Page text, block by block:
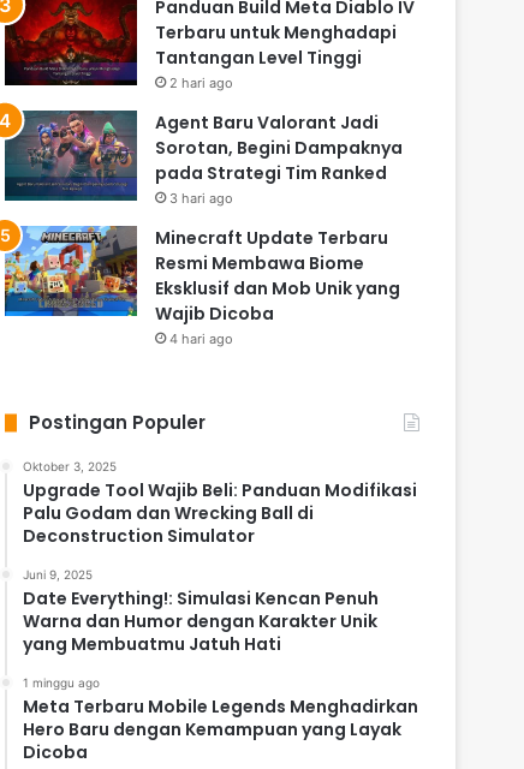
Panduan Build Meta Diablo IV
Terbaru untuk Menghadapi
Tantangan Level Tinggi
2 hari ago
Agent Baru Valorant Jadi
Sorotan, Begini Dampaknya
pada Strategi Tim Ranked
3 hari ago
Minecraft Update Terbaru
Resmi Membawa Biome
Eksklusif dan Mob Unik yang
Wajib Dicoba
4 hari ago
Postingan Populer
Oktober 3, 2025
Upgrade Tool Wajib Beli: Panduan Modifikasi
Palu Godam dan Wrecking Ball di
Deconstruction Simulator
Juni 9, 2025
Date Everything!: Simulasi Kencan Penuh
Warna dan Humor dengan Karakter Unik
yang Membuatmu Jatuh Hati
1 minggu ago
Meta Terbaru Mobile Legends Menghadirkan
Hero Baru dengan Kemampuan yang Layak
Dicoba